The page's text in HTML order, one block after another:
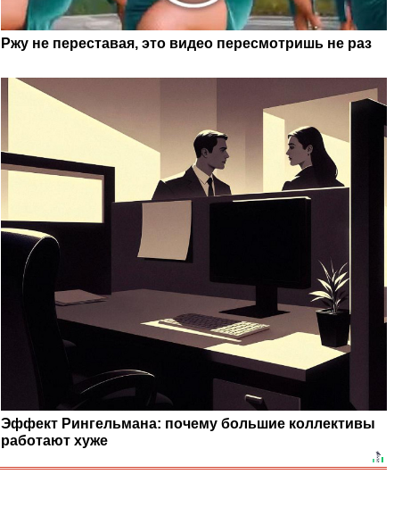
Ржу не переставая, это видео пересмотришь не раз
Эффект Рингельмана: почему большие коллективы
работают хуже